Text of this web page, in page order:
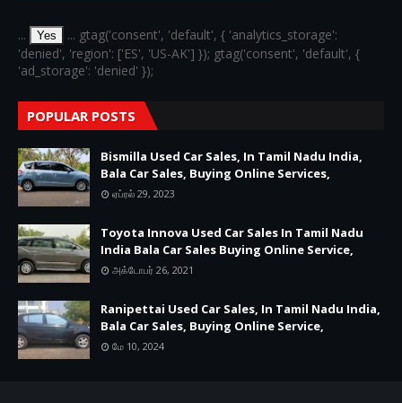
... Yes
... gtag('consent', 'default', { 'analytics_storage':
'denied', 'region': ['ES', 'US-AK'] }); gtag('consent', 'default', {
'ad_storage': 'denied' });
POPULAR POSTS
Bismilla Used Car Sales, In Tamil Nadu India,
Bala Car Sales, Buying Online Services,
ஏப்ரல் 29, 2023
Toyota Innova Used Car Sales In Tamil Nadu
India Bala Car Sales Buying Online Service,
அக்டோபர் 26, 2021
Ranipettai Used Car Sales, In Tamil Nadu India,
Bala Car Sales, Buying Online Service,
மே 10, 2024